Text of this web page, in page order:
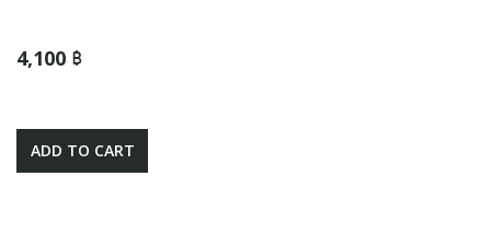
4,100 ฿
ADD TO CART